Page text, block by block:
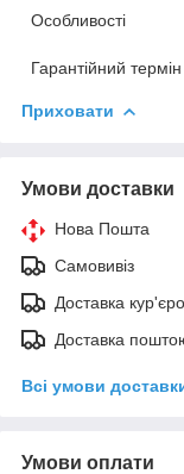
Особливості
Гарантійний термін
Приховати
Умови доставки
Нова Пошта
Самовивіз
Доставка
Доставка
Всі умови
Умови оплати